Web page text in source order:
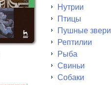
Нутрии
Птицы
Пушные звери
Рептилии
Рыба
Свиньи
Собаки